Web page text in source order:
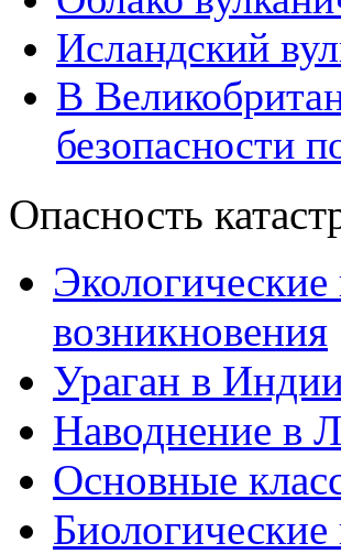
Исландский
В
безопасности
Опасность
возникновения
Ураган в
Наводнение в
Основные